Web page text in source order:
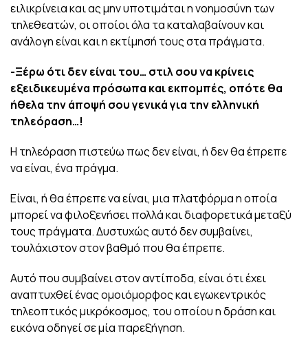
ειλικρίνεια και ας μην υποτιμάται η νοημοσύνη των
τηλεθεατών, οι οποίοι όλα τα καταλαβαίνουν και
ανάλογη είναι και η εκτίμησή τους στα πράγματα.
-Ξέρω ότι δεν είναι του… στιλ σου να κρίνεις
εξειδικευμένα πρόσωπα και εκπομπές, οπότε θα
ήθελα την άποψή σου γενικά για την ελληνική
τηλεόραση…!
Η τηλεόραση πιστεύω πως δεν είναι, ή δεν θα έπρεπε
να είναι, ένα πράγμα.
Είναι, ή θα έπρεπε να είναι, μια πλατφόρμα η οποία
μπορεί να φιλοξενήσει πολλά και διαφορετικά μεταξύ
τους πράγματα. Δυστυχώς αυτό δεν συμβαίνει,
τουλάχιστον στον βαθμό που θα έπρεπε.
Αυτό που συμβαίνει στον αντίποδα, είναι ότι έχει
αναπτυχθεί ένας ομοιόμορφος και εγωκεντρικός
τηλεοπτικός μικρόκοσμος, του οποίου η δράση και
εικόνα οδηγεί σε μία παρεξήγηση.